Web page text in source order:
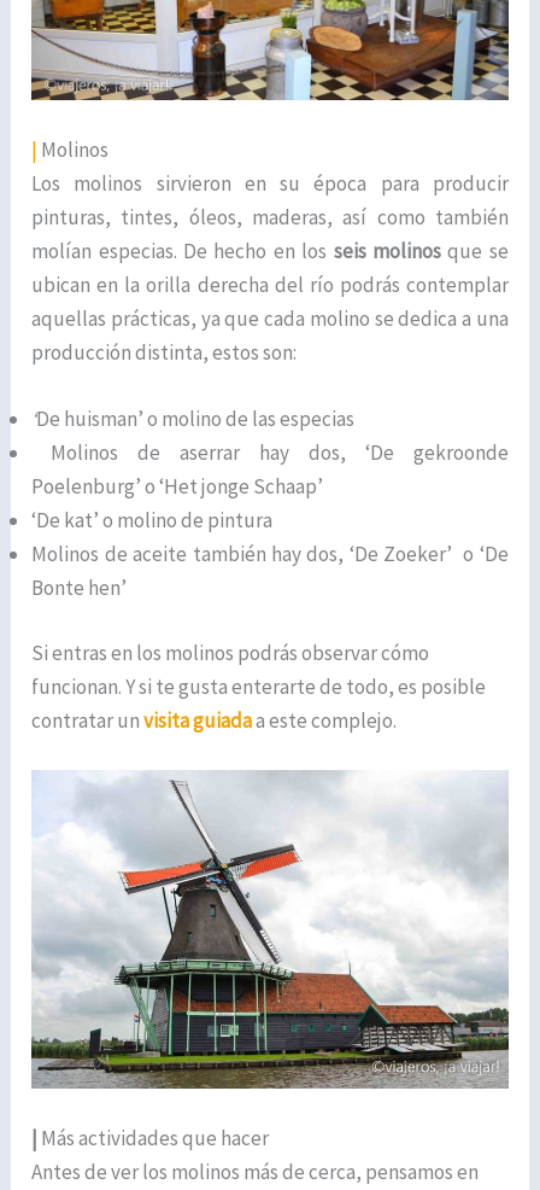
| Molinos
Los molinos sirvieron en su época para producir
pinturas, tintes, óleos, maderas, así como también
molían especias. De hecho en los seis molinos que se
ubican en la orilla derecha del río podrás contemplar
aquellas prácticas, ya que cada molino se dedica a una
producción distinta, estos son:
‘De huisman’ o molino de las especias
Molinos de aserrar hay dos, ‘De gekroonde
Poelenburg’ o ‘Het jonge Schaap’
‘De kat’ o molino de pintura
Molinos de aceite también hay dos, ‘De Zoeker’ o ‘De
Bonte hen’
Si entras en los molinos podrás observar cómo
funcionan. Y si te gusta enterarte de todo, es posible
contratar unvisita guiadaa este complejo.
| Más actividades que hacer
Antes de ver los molinos más de cerca, pensamos en